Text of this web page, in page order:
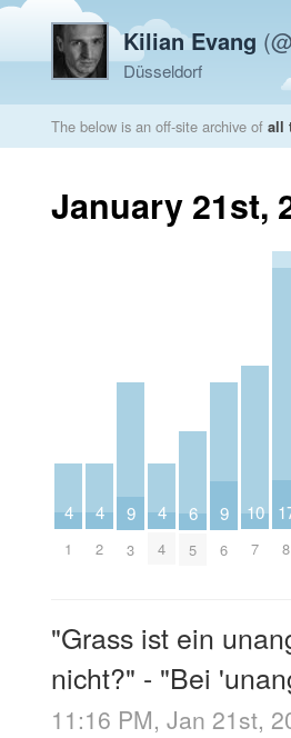
Kilian Evang
Düsseldorf
The below is an off-site archive of all
January 21st,
4
1
4
2
9
3
4
4
6
5
9
6
10
7 8
"Grass ist ein
nicht?" - "Bei
11:16 PM, Jan 21st,